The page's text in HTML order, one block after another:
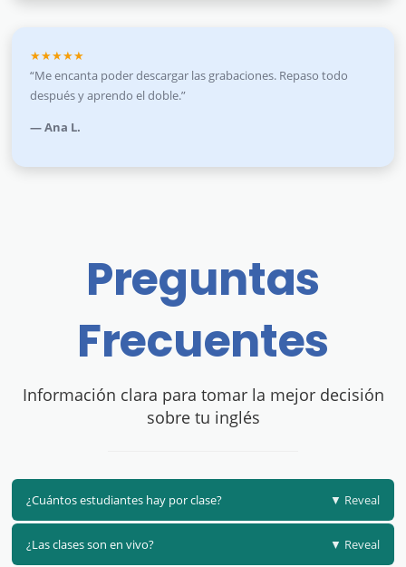
★★★★★
“Me encanta poder descargar las grabaciones. Repaso todo
después y aprendo el doble.”
— Ana L.
Preguntas
Frecuentes
Información clara para tomar la mejor decisión
sobre tu inglés
¿Cuántos estudiantes hay por clase? ▼ Reveal
¿Las clases son en vivo? ▼ Reveal